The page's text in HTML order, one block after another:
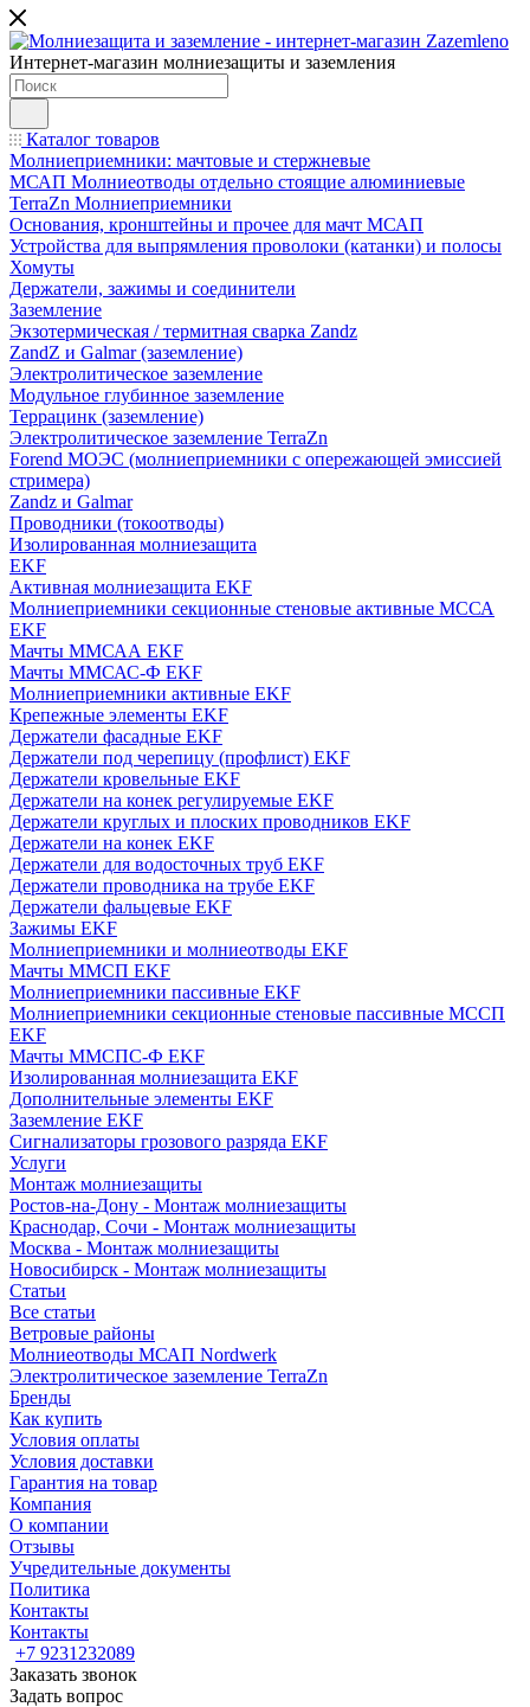
Интернет-магазин молниезащиты и заземления
Каталог товаров
Молниеприемники: мачтовые и стержневые
МСАП Молниеотводы отдельно стоящие алюминиевые
TerraZn Молниеприемники
Основания, кронштейны и прочее для мачт МСАП
Устройства для выпрямления проволоки (катанки) и полосы
Хомуты
Держатели, зажимы и соединители
Заземление
Экзотермическая / термитная сварка Zandz
ZandZ и Galmar (заземление)
Электролитическое заземление
Модульное глубинное заземление
Террацинк (заземление)
Электролитическое заземление TerraZn
Forend МОЭС (молниеприемники с опережающей эмиссией
стримера)
Zandz и Galmar
Проводники (токоотводы)
Изолированная молниезащита
EKF
Активная молниезащита EKF
Молниеприемники секционные стеновые активные МССА
EKF
Мачты ММСАА EKF
Мачты ММСАС-Ф EKF
Молниеприемники активные EKF
Крепежные элементы EKF
Держатели фасадные EKF
Держатели под черепицу (профлист) EKF
Держатели кровельные EKF
Держатели на конек регулируемые EKF
Держатели круглых и плоских проводников EKF
Держатели на конек EKF
Держатели для водосточных труб EKF
Держатели проводника на трубе EKF
Держатели фальцевые EKF
Зажимы EKF
Молниеприемники и молниеотводы EKF
Мачты ММСП EKF
Молниеприемники пассивные EKF
Молниеприемники секционные стеновые пассивные МССП
EKF
Мачты ММСПС-Ф EKF
Изолированная молниезащита EKF
Дополнительные элементы EKF
Заземление EKF
Сигнализаторы грозового разряда EKF
Услуги
Монтаж молниезащиты
Ростов-на-Дону - Монтаж молниезащиты
Краснодар, Сочи - Монтаж молниезащиты
Москва - Монтаж молниезащиты
Новосибирск - Монтаж молниезащиты
Статьи
Все статьи
Ветровые районы
Молниеотводы МСАП Nordwerk
Электролитическое заземление TerraZn
Бренды
Как купить
Условия оплаты
Условия доставки
Гарантия на товар
Компания
О компании
Отзывы
Учредительные документы
Политика
Контакты
Контакты
+7 9231232089
Заказать звонок
Задать вопрос